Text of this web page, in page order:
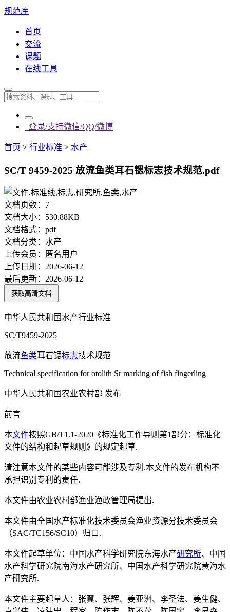
规范库
首页
交流
课题
在线工具
登录/支持微信/QQ/微博
首页 > 行业标准 > 水产
SC/T 9459-2025 放流鱼类耳石锶标志技术规范.pdf
文档页数： 7
文档大小： 530.88KB
文档格式： pdf
文档分类： 水产
上传会员：
匿名用户
上传日期： 2026-06-12
最后更新： 2026-06-12
获取高清文档
中华人民共和国水产行业标准
SC/T9459-2025
放流鱼类耳石锶标志技术规范
Technical specification for otolith Sr marking of fish fingerling
中华人民共和国农业农村部 发布
前言
本文件按照GB/T1.1-2020《标准化工作导则第1部分：标准化
文件的结构和起草规则》的规定起草.
请注意本文件的某些内容可能涉及专利.本文件的发布机构不
承担识别专利的责任.
本文件由农业农村部渔业渔政管理局提出.
本文件由全国水产标准化技术委员会渔业资源分技术委员会
（SAC/TC156/SC10）归口.
本文件起草单位：中国水产科学研究院东海水产研究所、中国
水产科学研究院南海水产研究所、中国水产科学研究院黄海水
产研究所.
本文件主要起草人：张翼、张辉、姜亚洲、李圣法、姜生健、